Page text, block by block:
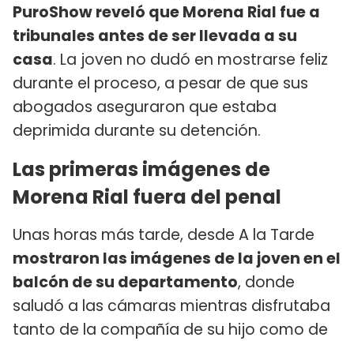
PuroShow reveló que Morena Rial fue a
tribunales antes de ser llevada a su
casa. La joven no dudó en mostrarse feliz
durante el proceso, a pesar de que sus
abogados aseguraron que estaba
deprimida durante su detención.
Las primeras imágenes de
Morena Rial fuera del penal
Unas horas más tarde, desde A la Tarde
mostraron las imágenes de la joven en el
balcón de su departamento, donde
saludó a las cámaras mientras disfrutaba
tanto de la compañía de su hijo como de